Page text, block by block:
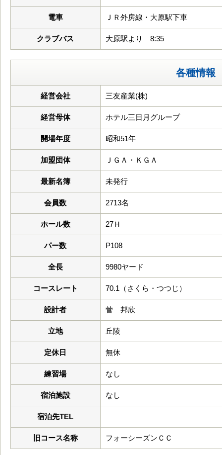
電車 ＪＲ外房線・大原駅下車
クラブバス 大原駅より 8:35
各種情報
経営会社 三友産業(株)
経営母体 ホテル三日月グループ
開場年度 昭和51年
加盟団体 ＪＧＡ・ＫＧＡ
最新名簿 未発行
会員数 2713名
ホール数 27Ｈ
パー数 P108
全長 9980ヤード
コースレート 70.1（さくら・つつじ）
設計者 菅 邦欣
立地 丘陵
定休日 無休
練習場 なし
宿泊施設 なし
宿泊先TEL
旧コース名称 フォーシーズンＣＣ